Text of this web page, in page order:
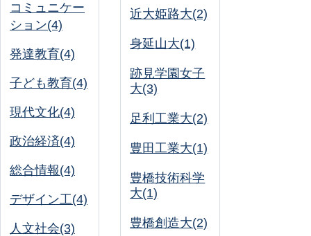
コミュニケー
ション(4)
発達教育(4)
子ども教育(4)
現代文化(4)
政治経済(4)
総合情報(4)
デザイン工(4)
人文社会(3)
近大姫路大(2)
身延山大(1)
跡見学園女子
大(3)
足利工業大(2)
豊田工業大(1)
豊橋技術科学
大(1)
豊橋創造大(2)